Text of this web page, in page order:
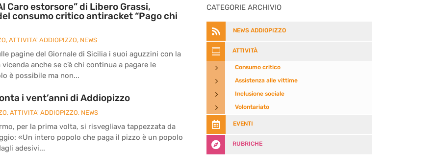
estorsore” di Libero Grassi,
consumo critico antiracket “Pago chi
, ATTIVITA' ADDIOPIZZO, NEWS
pagine del Giornale di Sicilia i suoi aguzzini con la
anche se c’è chi continua a pagare le
è possibile ma non...
i vent’anni di Addiopizzo
, ATTIVITA' ADDIOPIZZO, NEWS
per la prima volta, si risvegliava tappezzata da
«Un intero popolo che paga il pizzo è un popolo
adesivi...
CATEGORIE ARCHIVIO
 NEWS ADDIOPIZZO
 ATTIVITÀ
5 Consumo critico
5 Assistenza alle vittime
5 Inclusione sociale
5 Volontariato
 EVENTI
 RUBRICHE